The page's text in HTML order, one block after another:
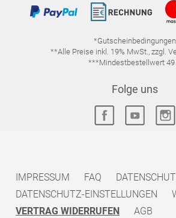
*Gutscheinbedingungen
**Alle Preise inkl. 19% MwSt., zzgl.
***Mindestbestellwert 49
Folge uns
IMPRESSUM FAQ
DATENSCHUTZ-EINSTELLUNGEN
VERTRAG WIDERRUFEN
AGB